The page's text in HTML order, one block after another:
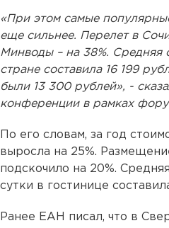
«При этом самые
еще сильнее. Перелет в
Минводы – на 38%. Средняя
стране составила 16 199
были 13 300 рублей», -
конференции в рамках
По его словам, за год
выросла на 25%.
подскочило на 20%.
сутки в гостинице
Ранее ЕАН писал, что в